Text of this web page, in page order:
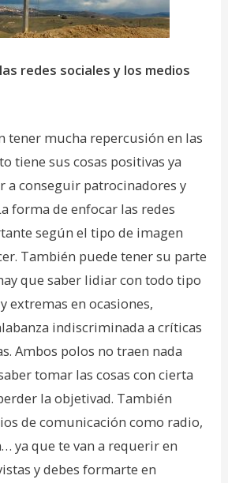
redes sociales y los medios
tener mucha repercusión en las
tiene sus cosas positivas ya
a conseguir patrocinadores y
forma de enfocar las redes
según el tipo de imagen
También puede tener su parte
que saber lidiar con todo tipo
extremas en ocasiones,
indiscriminada a críticas
Ambos polos no traen nada
tomar las cosas con cierta
la objetivad. También
de comunicación como radio,
ya que te van a requerir en
y debes formarte en